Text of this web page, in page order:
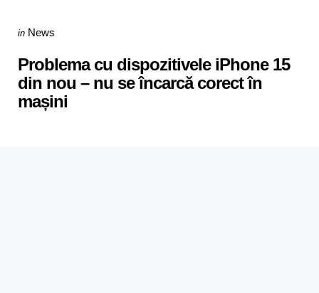
Categories
Posted
in News
Problema cu dispozitivele iPhone 15
din nou – nu se încarcă corect în
mașini